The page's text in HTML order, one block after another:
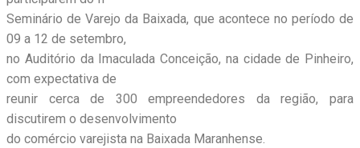
Seminário de Varejo da Baixada, que acontece no período de
09 a 12 de setembro,
no Auditório da Imaculada Conceição, na cidade de Pinheiro,
com expectativa de
reunir cerca de 300 empreendedores da região, para
discutirem o desenvolvimento
do comércio varejista na Baixada Maranhense.